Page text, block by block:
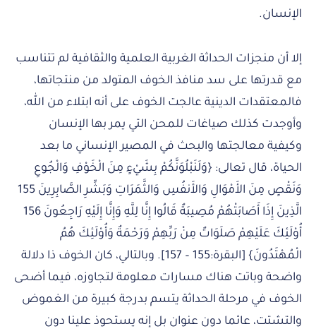
الإنسان.
إلا أن منجزات الحداثة الغربية العلمية والثقافية لم تتناسب
مع قدرتها على سد منافذ الخوف المتولد من منتجاتها،
فالمعتقدات الدينية عالجت الخوف على أنه ابتلاء من الله،
وأوجدت كذلك صياغات للمحن التي يمر بها الإنسان
وكيفية معالجتها والبحث في المصير الإنساني ما بعد
الحياة، قال تعالى: {وَلَنَبْلُوَنَّكُمْ بِشَيْءٍ مِنَ الْخَوْفِ وَالْجُوعِ
وَنَقْصٍ مِنَ الأَمْوَالِ وَالأَنفُسِ وَالثَّمَرَاتِ وَبَشِّرِ الصَّابِرِينَ 155
الَّذِينَ إِذَا أَصَابَتْهُمْ مُصِيبَةٌ قَالُوا إِنَّا لِلَّهِ وَإِنَّا إِلَيْهِ رَاجِعُونَ 156
أُوْلَئِكَ عَلَيْهِمْ صَلَوَاتٌ مِنْ رَبِّهِمْ وَرَحْمَةٌ وَأُوْلَئِكَ هُمُ
الْمُهْتَدُونَ} [البقرة:155 – 157]. وبالتالي، كان الخوف ذا دلالة
واضحة وباتت هناك مسارات معلومة لتجاوزه، فيما أضحى
الخوف في مرحلة الحداثة يتسم بدرجة كبيرة من الغموض
والتشتت، عائما دون عنوان بل إنه يستحوذ علينا دون